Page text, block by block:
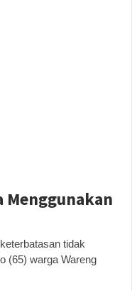
Menggunakan
tidak
(65) warga Wareng